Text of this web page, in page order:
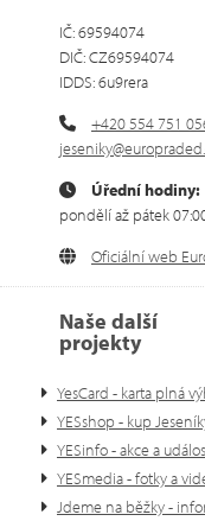
IČ: 69594074
DIČ: CZ69594074
IDDS: 6u9rera
+420 554 751
Úřední hodiny:
pondělí až pátek
Oficiální web
Naše další
projekty
YesCard - karta plná
YESshop - kup
YESinfo - akce a
YESmedia - fotky a
Jdeme na běžky -